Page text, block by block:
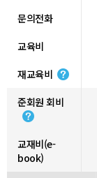
문의전화
교육비
재교육비
준회원 회비
교재비(e-
book)